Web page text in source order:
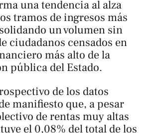
una tendencia al alza
tramos de ingresos más
un volumen sin
ciudadanos censados en
más alto de la
pública del Estado.
de los datos
manifiesto que, a pesar
de rentas muy altas
el 0,08% del total de los